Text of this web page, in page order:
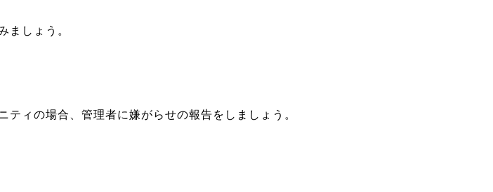
ましょう。
ィの場合、管理者に嫌がらせの報告をしましょう。